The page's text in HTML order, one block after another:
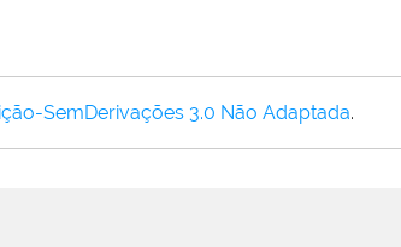
SemDerivações 3.0 Não Adaptada.